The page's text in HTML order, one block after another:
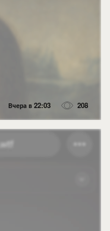
Вчера в 22:03 208